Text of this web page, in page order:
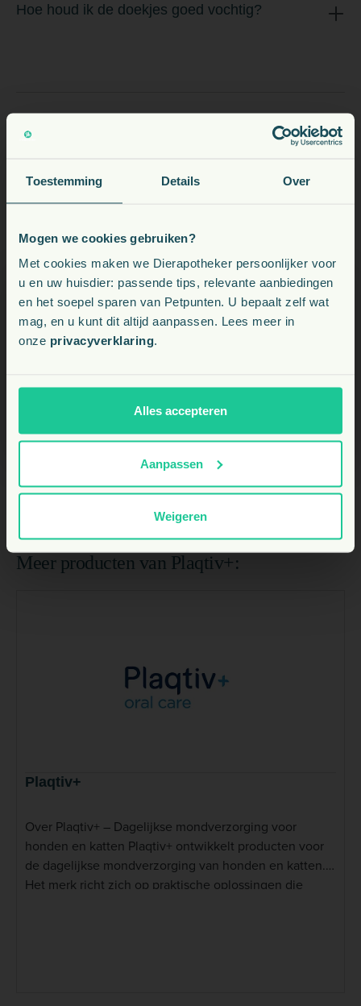
Toestemming Details Over
Mogen we cookies gebruiken?
Met cookies maken we Dierapotheker persoonlijker voor
u en uw huisdier: passende tips, relevante aanbiedingen
en het soepel sparen van Petpunten. U bepaalt zelf wat
mag, en u kunt dit altijd aanpassen. Lees meer in
onze privacyverklaring.
Alles accepteren
Aanpassen
Weigeren
Hoe houd ik de doekjes goed vochtig?
Meer producten van Plaqtiv+:
Plaqtiv+
Over Plaqtiv+ – Dagelijkse mondverzorging voor
honden en katten Plaqtiv+ ontwikkelt producten voor
de dagelijkse mondverzorging van honden en katten.
Het merk richt zich op praktische oplossingen die
Kies uw land: